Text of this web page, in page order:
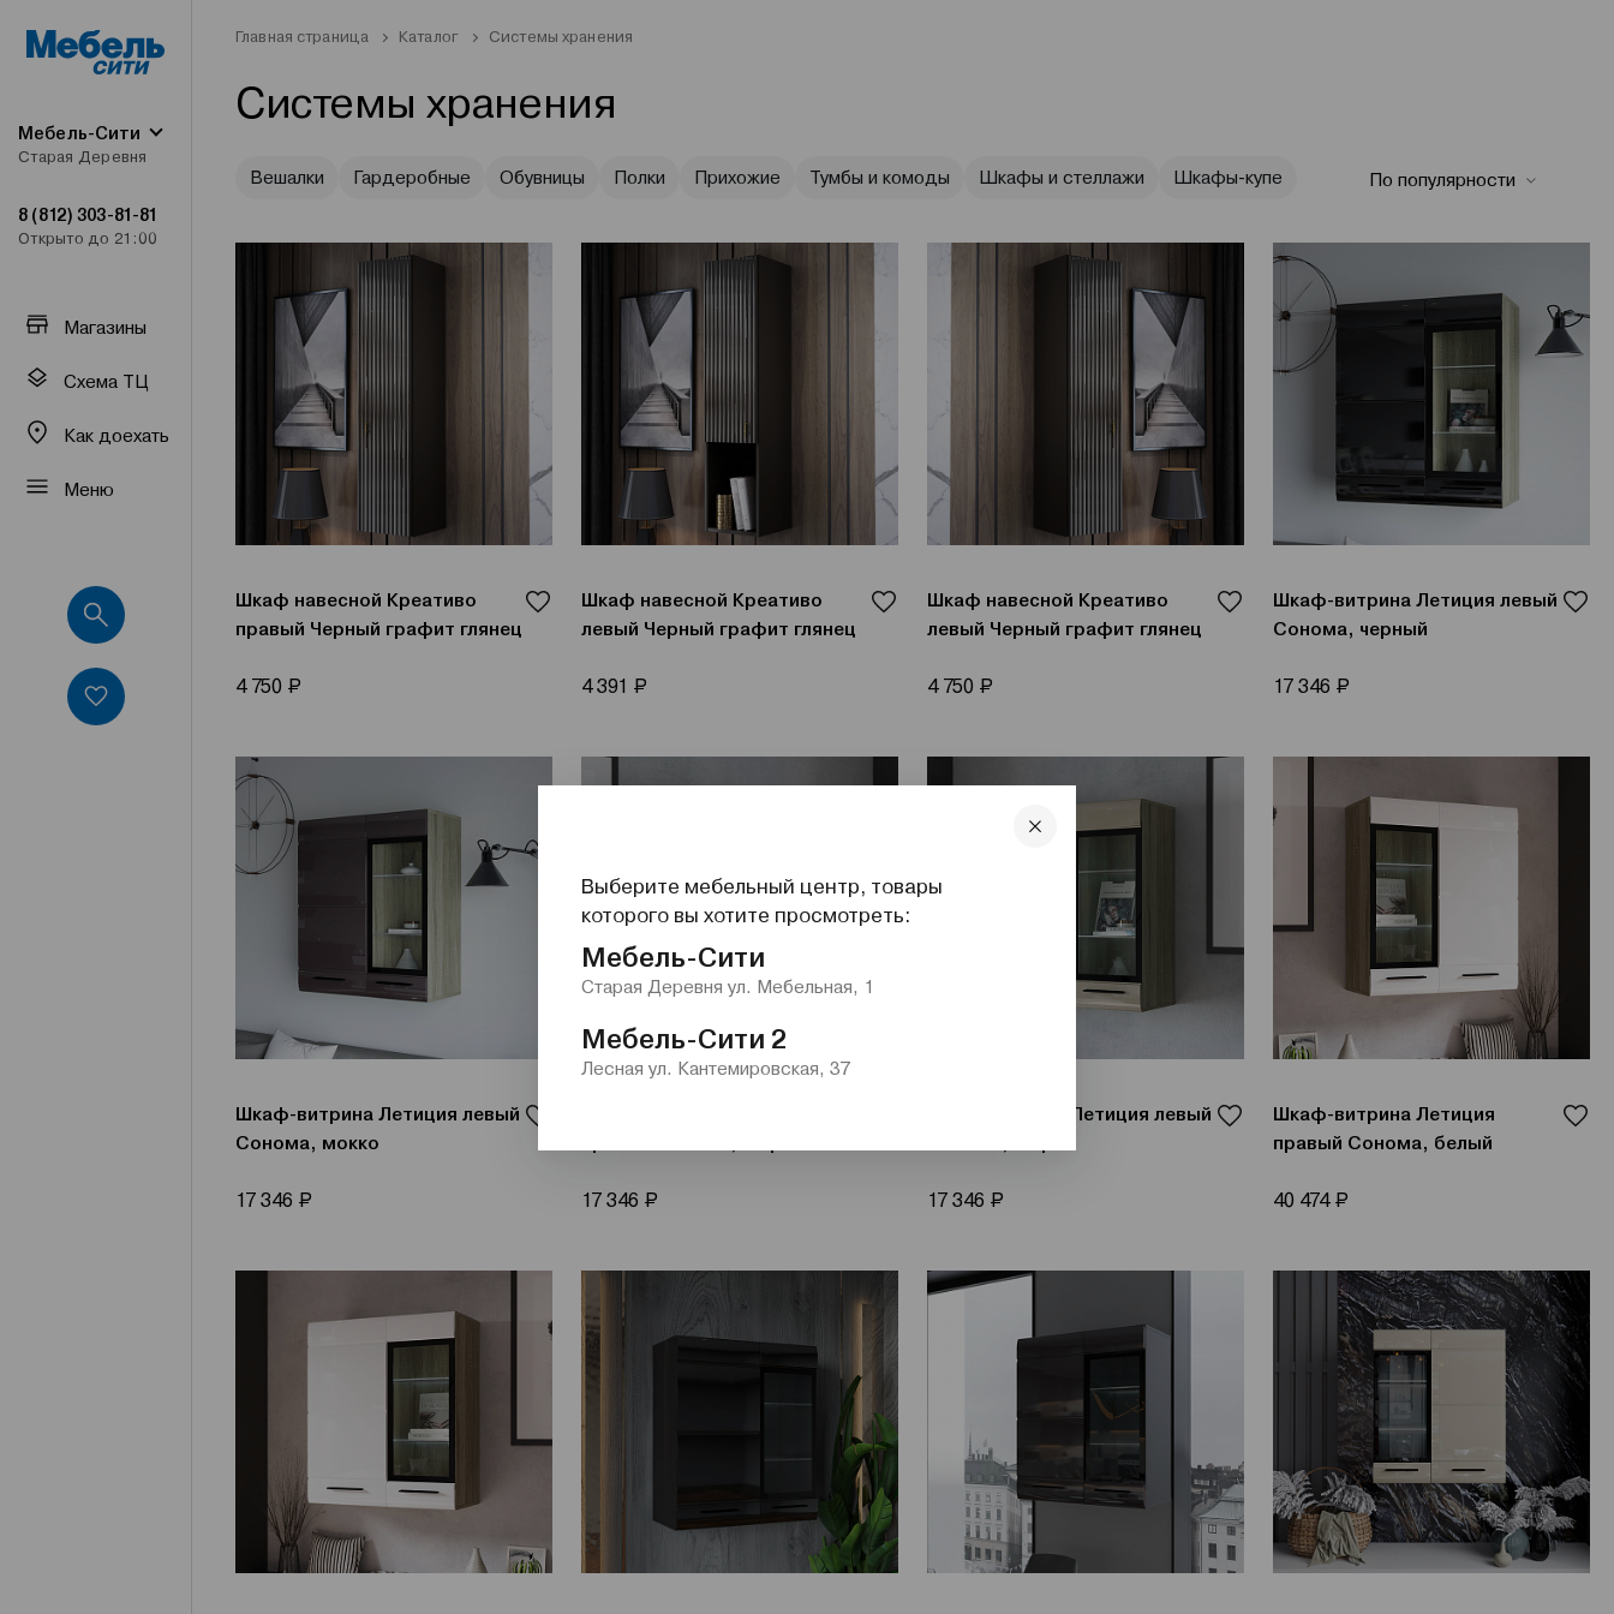
Мебель-Сити
Старая Деревня
8 (812) 303-81-81
Открыто до 21:00
Магазины
Схема ТЦ
Как доехать
Меню
Главная страница Каталог Системы хранения
Системы хранения
По популярности
Вешалки Гардеробные Обувницы Полки Прихожие Тумбы и комоды Шкафы и стеллажи Шкафы-купе
Шкаф навесной Креативо
правый Черный графит глянец
4 750 Р
Шкаф навесной Креативо
левый Черный графит глянец
4 391 Р
Шкаф навесной Креативо
левый Черный графит глянец
4 750 Р
Шкаф-витрина Летиция левый
Сонома, черный
17 346 Р
Шкаф-витрина Летиция левый
Сонома, мокко
17 346 Р 17 346 Р
Шкаф-витрина Летиция левый
17 346 Р
Шкаф-витрина Летиция
правый Сонома, белый
40 474 Р
Выберите мебельный центр, товары
которого вы хотите просмотреть:
Мебель-Сити
Старая Деревня ул. Мебельная, 1
Мебель-Сити 2
Лесная ул. Кантемировская, 37